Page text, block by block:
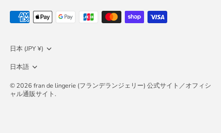
通
日本 (JPY ¥)
言
日本語
© 2026 fran de lingerie (フランデランジェリー) 公式サイト／オフィシ
ャル通販サイト.